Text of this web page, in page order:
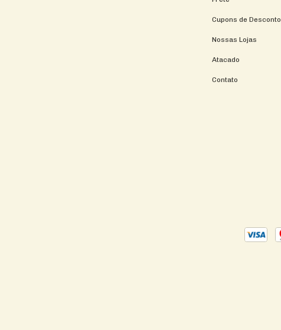
Cupons de Desconto
Nossas Lojas
Atacado
Contato